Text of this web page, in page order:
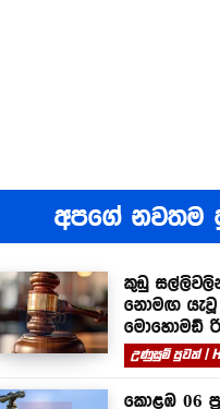
අපගේ නවතම
කුඩු
නොමඟ යැවූ
මොහොමඩ්
උණුසුම් පුවත් |
කොළඹ 06